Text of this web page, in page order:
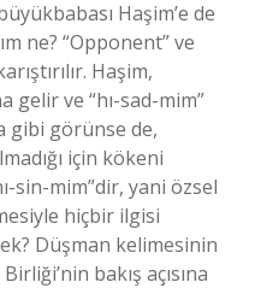
Haşim’e de
ne? “Opponent” ve
Haşim,
gelir ve “hı-sad-mim”
gibi görünse de,
için kökeni
sin-mim”dir, yani özsel
hiçbir ilgisi
Düşman kelimesinin
bakış açısına